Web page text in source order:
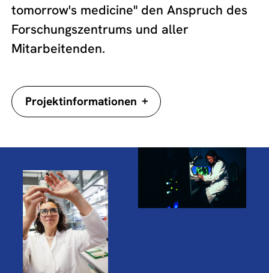
tomorrow's medicine" den Anspruch des
Forschungszentrums und aller
Mitarbeitenden.
Projektinformationen +